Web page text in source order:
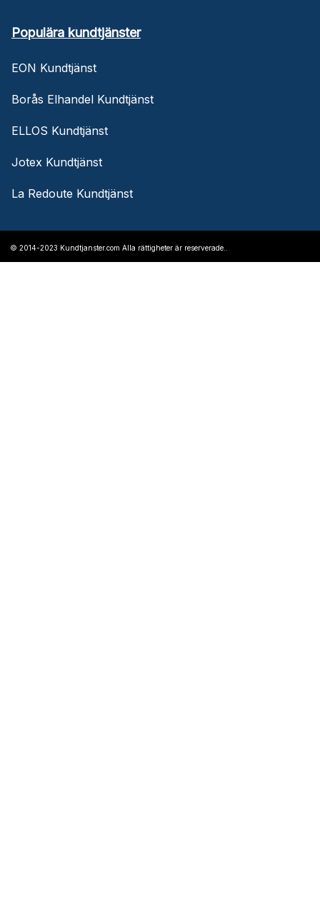
Populära kundtjänster
EON Kundtjänst
Borås Elhandel Kundtjänst
ELLOS Kundtjänst
Jotex Kundtjänst
La Redoute Kundtjänst
© 2014-2023 Kundtjanster.com Alla rättigheter är reserverade..